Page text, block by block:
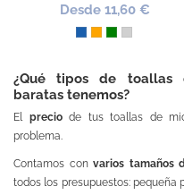
Desde 11,60 €
AzulNaranja
VerdeGris Claro
¿Qué tipos de toallas
baratas tenemos?
Elpreciode tus toallas de
problema.
Contamos con varios tamaños
todos los presupuestos: pequeña